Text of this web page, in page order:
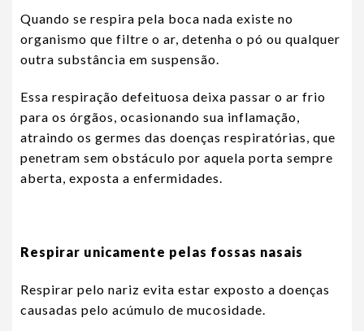
Quando se respira pela boca nada existe no
organismo que filtre o ar, detenha o pó ou qualquer
outra substância em suspensão.
Essa respiração defeituosa deixa passar o ar frio
para os órgãos, ocasionando sua inflamação,
atraindo os germes das doenças respiratórias, que
penetram sem obstáculo por aquela porta sempre
aberta, exposta a enfermidades.
Respirar unicamente pelas fossas nasais
Respirar pelo nariz evita estar exposto a doenças
causadas pelo acúmulo de mucosidade.